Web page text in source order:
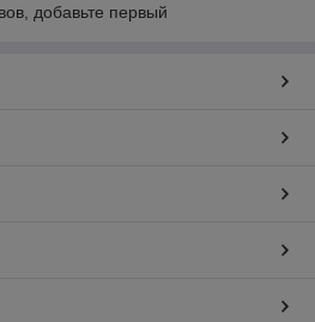
добавьте первый